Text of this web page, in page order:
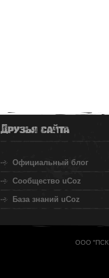
Друзья сайта
Официальный блог
Сообщество uCoz
База знаний uCoz
ООО "ПСК